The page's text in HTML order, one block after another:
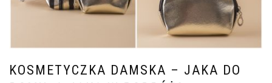
KOSMETYCZKA DAMSKA – JAKA DO